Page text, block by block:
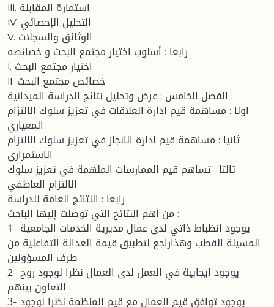
III. استمارة المقابلة
IV. التحليل الإحصائي
V. الوثائق والسجلات
رابعا : أسلوب اختیار مجتمع البحث و خصائصه
I. اختیار مجتمع البحث
II. خصائص مجتمع البحث
الفصل الخامس : عرض وتحليل نتائج الدراسة الميدانية
اولا : مساهمة قيم ادارة العلاقات في تعزيز سلوك الالتزام
المعياري
ثانيا : مساهمة قيم ادارة الانجاز في تعزيز سلوك الالتزام
الاستمراري
ثالثا : تساهم قيم الممارسات الملهمة في تعزيز سلوك
الالتزام العاطفي
رابعا : النتائج العامة للدراسة
من أهم النتائج التي توصلت إليها الباحث :
1- يوجود انظباط ذاتي لدى عمال مديرية الخدمات الجامعية
المسيلة القطب وهذاراجع لتطبيق قيمة العدالة التفاعلية من
طرف المسؤولين .
2- يوجود ايجابية في العمل لدى العمال نظرا لوجود روح
التعاون بينهم .
3- يوجود توافق قيم العمال مع قيم المنظمة نظرا لوجود